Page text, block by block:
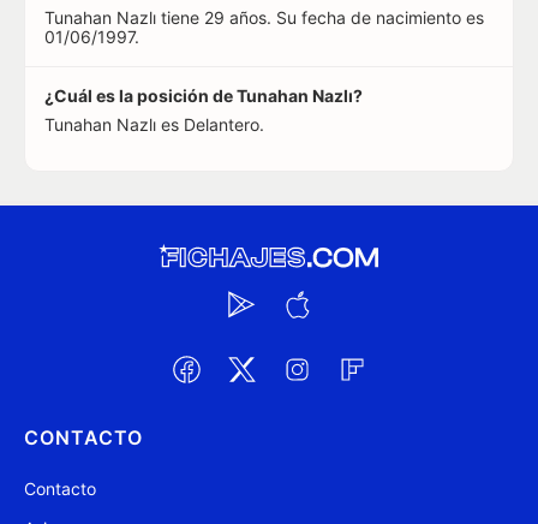
Tunahan Nazlı tiene 29 años. Su fecha de nacimiento es
01/06/1997.
¿Cuál es la posición de Tunahan Nazlı?
Tunahan Nazlı es Delantero.
CONTACTO
Contacto